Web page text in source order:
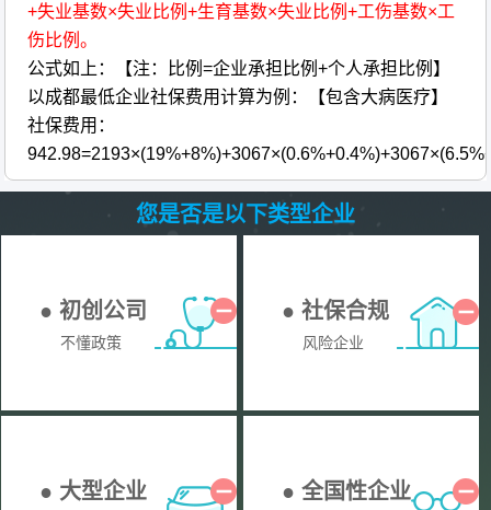
+失业基数×失业比例+生育基数×失业比例+工伤基数×工
伤比例。
公式如上：【注：比例=企业承担比例+个人承担比例】
以成都最低企业社保费用计算为例：【包含大病医疗】
社保费用：
您是否是以下类型企业
● 初创公司
不懂政策
● 社保合规
风险企业
● 大型企业 ● 全国性企业